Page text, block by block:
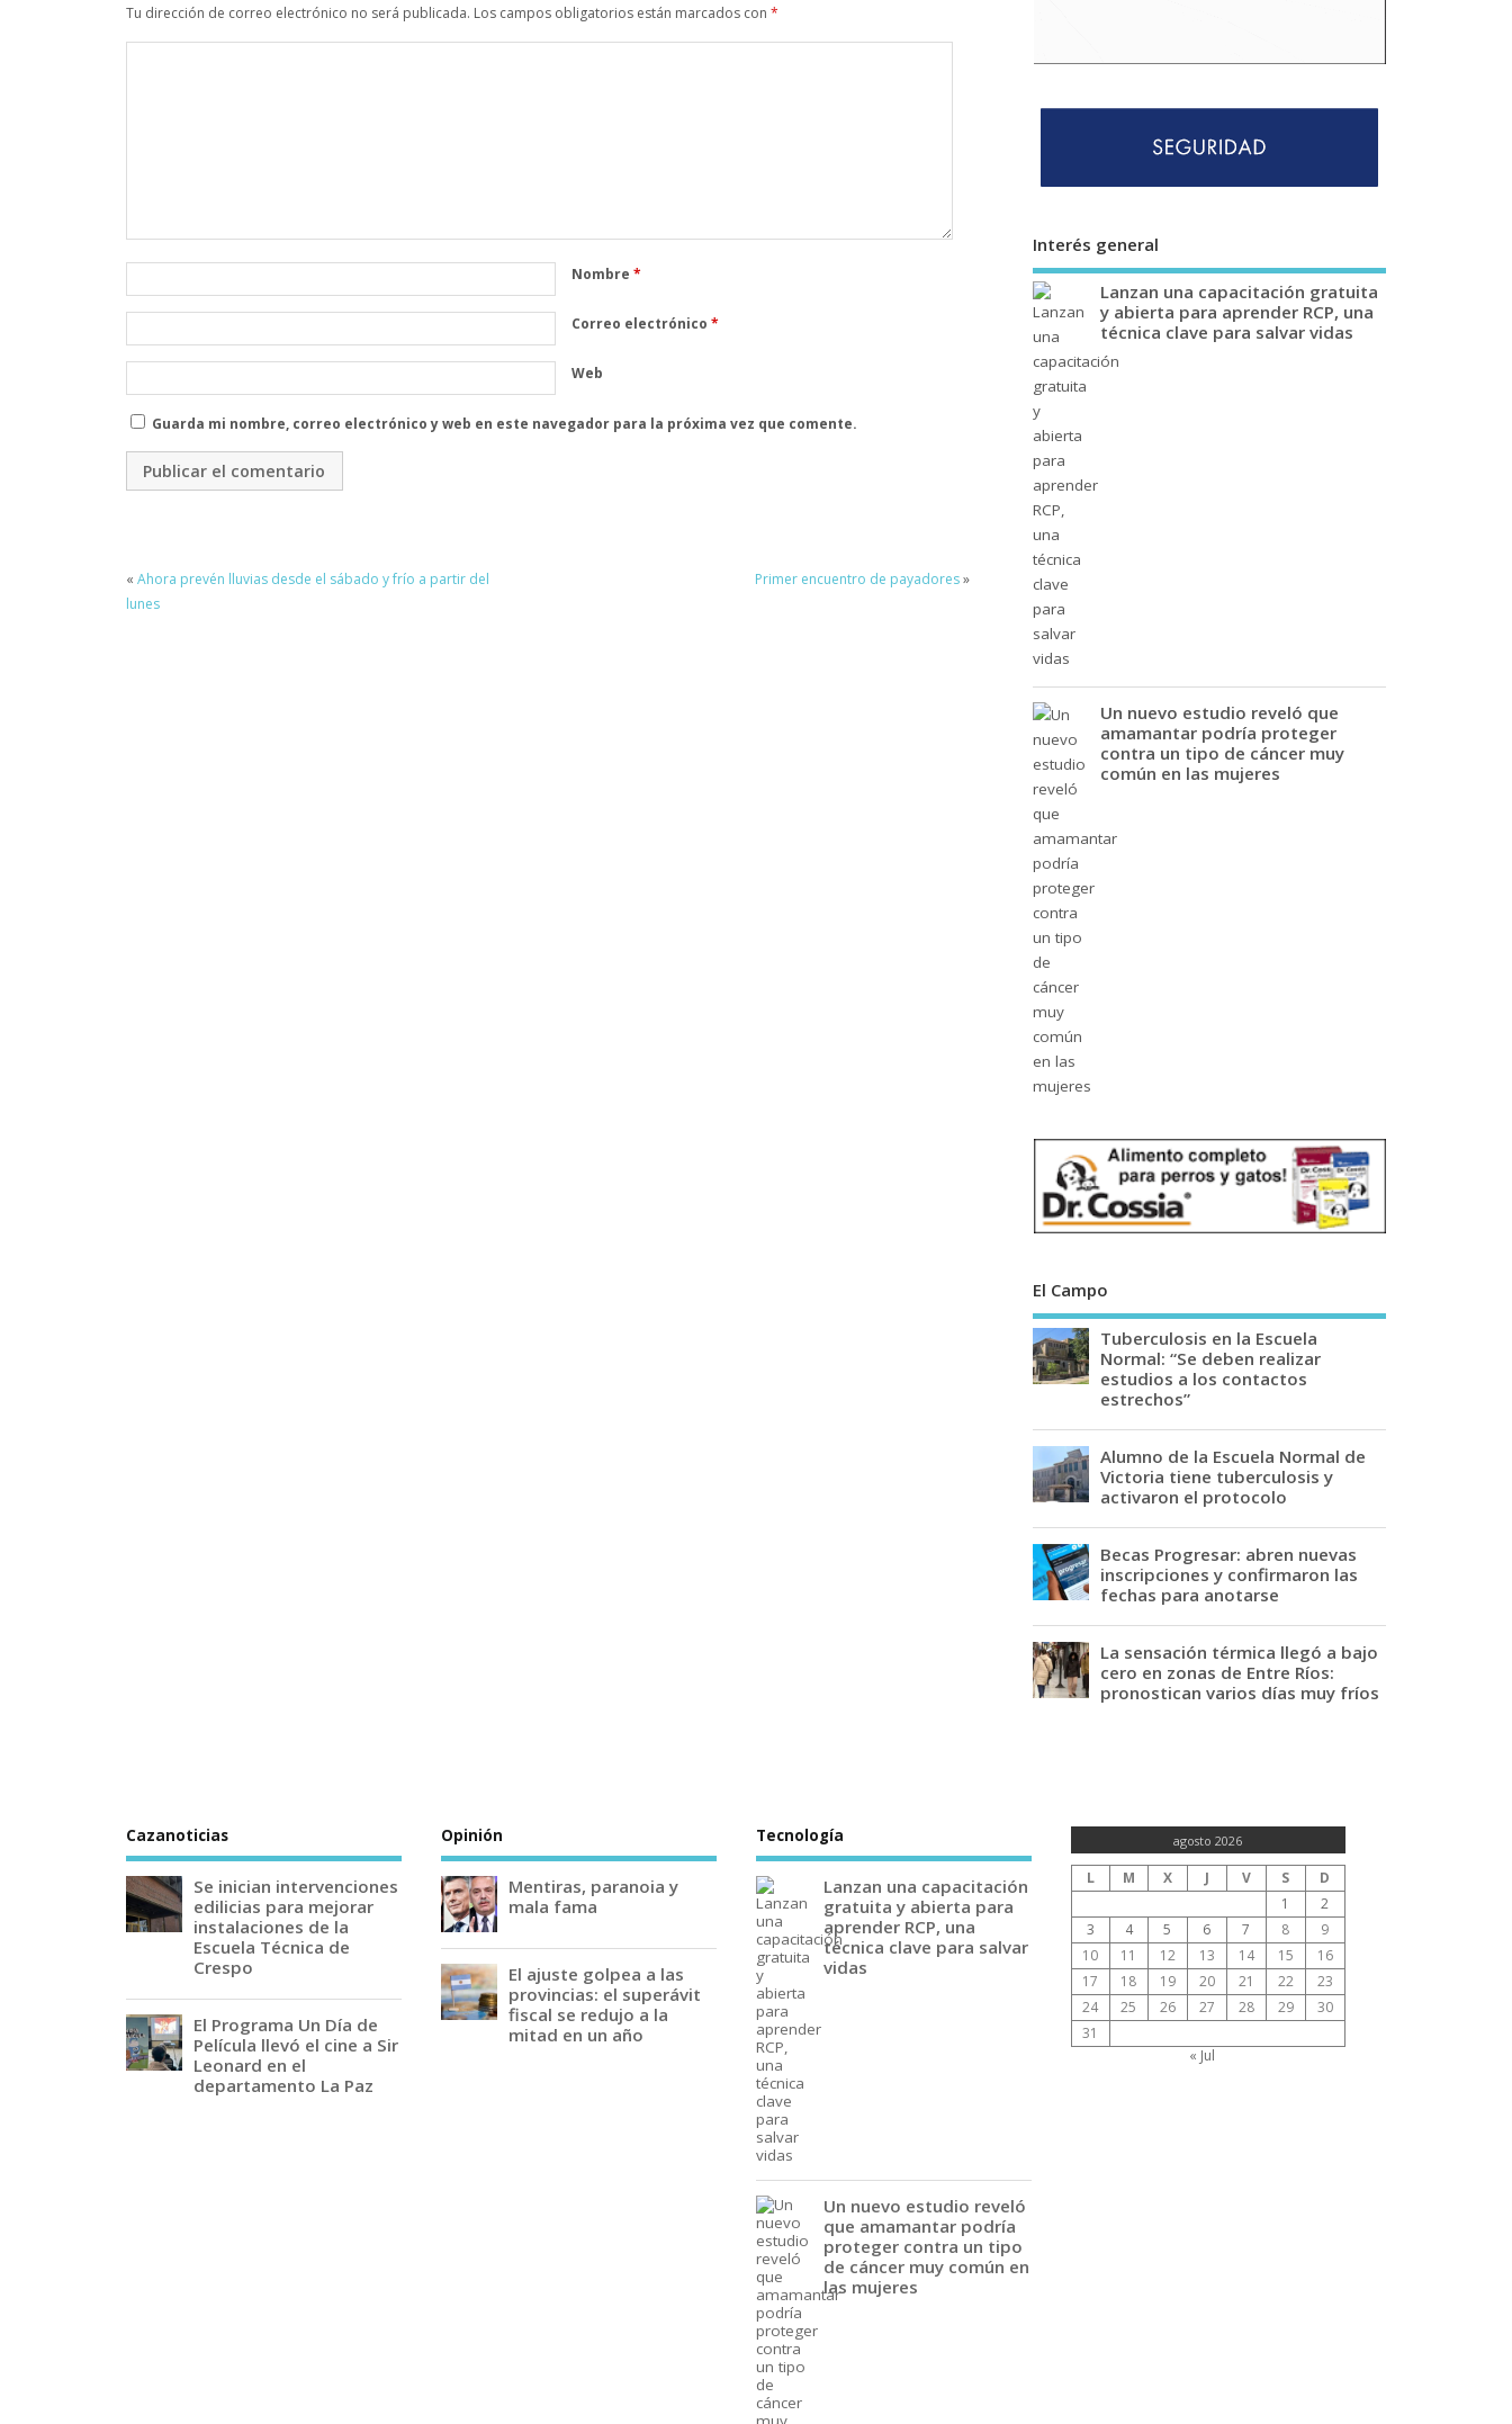
Tu dirección de correo electrónico no será publicada. Los campos obligatorios están marcados con *
Nombre *
Correo electrónico *
Web
Guarda mi nombre, correo electrónico y web en este navegador para la próxima vez que comente.
« Ahora prevén lluvias desde el sábado y frío a partir del
lunes
Primer encuentro de payadores»
Interés general
Lanzan una capacitación gratuita
y abierta para aprender RCP, una
técnica clave para salvar vidas
Un nuevo estudio reveló que
amamantar podría proteger
contra un tipo de cáncer muy
común en las mujeres
El Campo
Tuberculosis en la Escuela
Normal: “Se deben realizar
estudios a los contactos
estrechos”
Alumno de la Escuela Normal de
Victoria tiene tuberculosis y
activaron el protocolo
Becas Progresar: abren nuevas
inscripciones y confirmaron las
fechas para anotarse
La sensación térmica llegó a bajo
cero en zonas de Entre Ríos:
pronostican varios días muy fríos
Cazanoticias
Se inician intervenciones
edilicias para mejorar
instalaciones de la
Escuela Técnica de
Crespo
El Programa Un Día de
Película llevó el cine a Sir
Leonard en el
departamento La Paz
Opinión
Mentiras, paranoia y
mala fama
El ajuste golpea a las
provincias: el superávit
fiscal se redujo a la
mitad en un año
Tecnología
Lanzan una capacitación
gratuita y abierta para
aprender RCP, una
técnica clave para salvar
vidas
Un nuevo estudio reveló
que amamantar podría
proteger contra un tipo
de cáncer muy común en
las mujeres
agosto 2026
L M X J V S
D
1
2
3
4 5 6 7 8
9
10
11 12 13 14 15
16
17
18 19 20 21 22
23
24
25 26 27 28 29
30
31
« Jul